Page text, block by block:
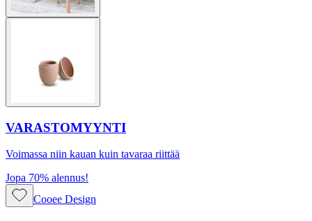
VARASTOMYYNTI
Voimassa niin kauan kuin tavaraa riittää
Jopa 70% alennus!
Cooee Design